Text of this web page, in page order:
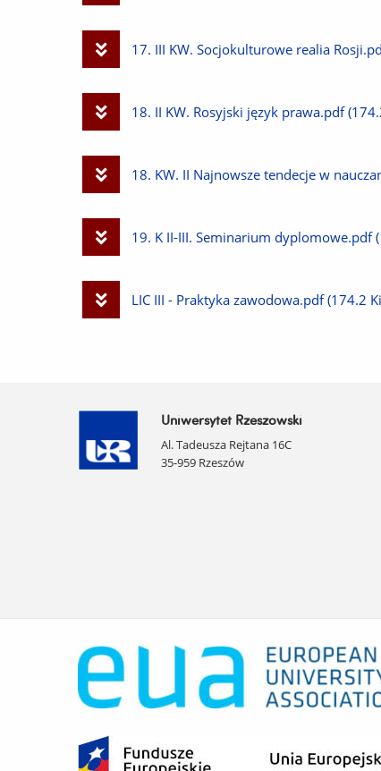
Pobierz
17. III KW. Socjokulturowe realia
Pobierz
18. II KW. Rosyjski język prawa.pdf
Pobierz
18. KW. II Najnowsze tendecje w
Pobierz
19. K II-III. Seminarium dyplomowe.pdf
Pobierz
LIC III - Praktyka zawodowa.pdf (174.2
Uniwersytet Rzeszowski
Al. Tadeusza Rejtana 16C
35-959 Rzeszów